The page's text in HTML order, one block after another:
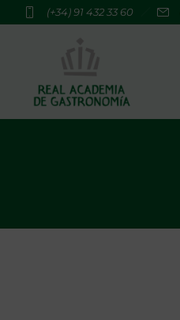
(+34) 91 432 33 60